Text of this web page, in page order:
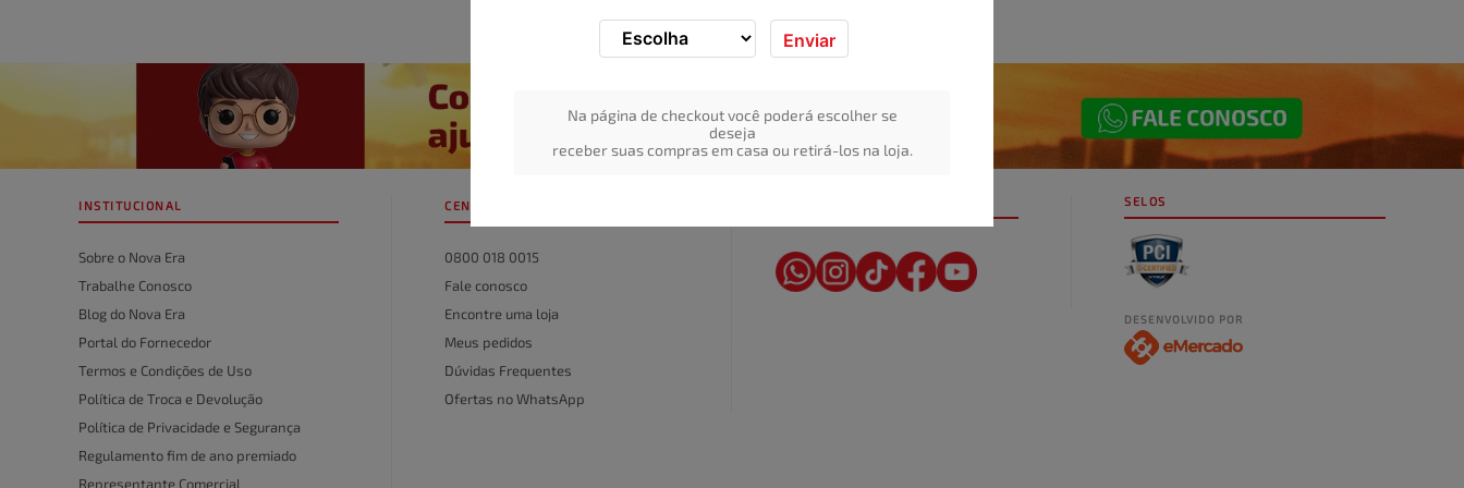
Enviar
Na página de checkout você poderá escolher se
deseja
receber suas compras em casa ou retirá-los na loja.
INSTITUCIONAL
Sobre o Nova Era
Trabalhe Conosco
Blog do Nova Era
Portal do Fornecedor
Termos e Condições de Uso
Política de Troca e Devolução
Política de Privacidade e Segurança
Regulamento fim de ano premiado
Representante Comercial
CENTRAL DE ATENDIMENTO
0800 018 0015
Fale conosco
Encontre uma loja
Meus pedidos
Dúvidas Frequentes
Ofertas no WhatsApp
SELOS
DESENVOLVIDO POR